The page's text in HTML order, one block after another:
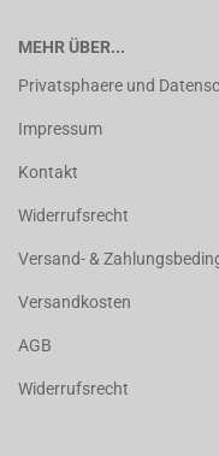
MEHR ÜBER...
Privatsphaere und
Impressum
Kontakt
Widerrufsrecht
Versand- &
Versandkosten
AGB
Widerrufsrecht